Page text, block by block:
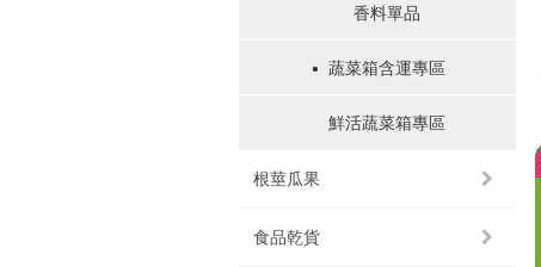
香料單品
蔬菜箱含運專區
鮮活蔬菜箱專區
根莖瓜果
食品乾貨